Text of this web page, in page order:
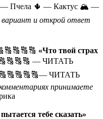
— Пчела 🌵 — Кактус 🏔 —
и открой ответ
«Что твой страх
— ЧИТАТЬ
ЧИТАТЬ
принимаете
тебе сказать»